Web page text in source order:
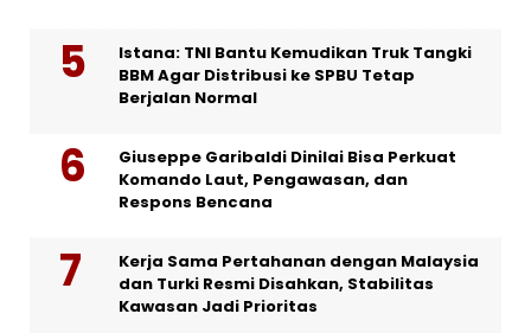
Istana: TNI Bantu Kemudikan Truk Tangki
BBM Agar Distribusi ke SPBU Tetap
Berjalan Normal
Giuseppe Garibaldi Dinilai Bisa Perkuat
Komando Laut, Pengawasan, dan
Respons Bencana
Kerja Sama Pertahanan dengan Malaysia
dan Turki Resmi Disahkan, Stabilitas
Kawasan Jadi Prioritas